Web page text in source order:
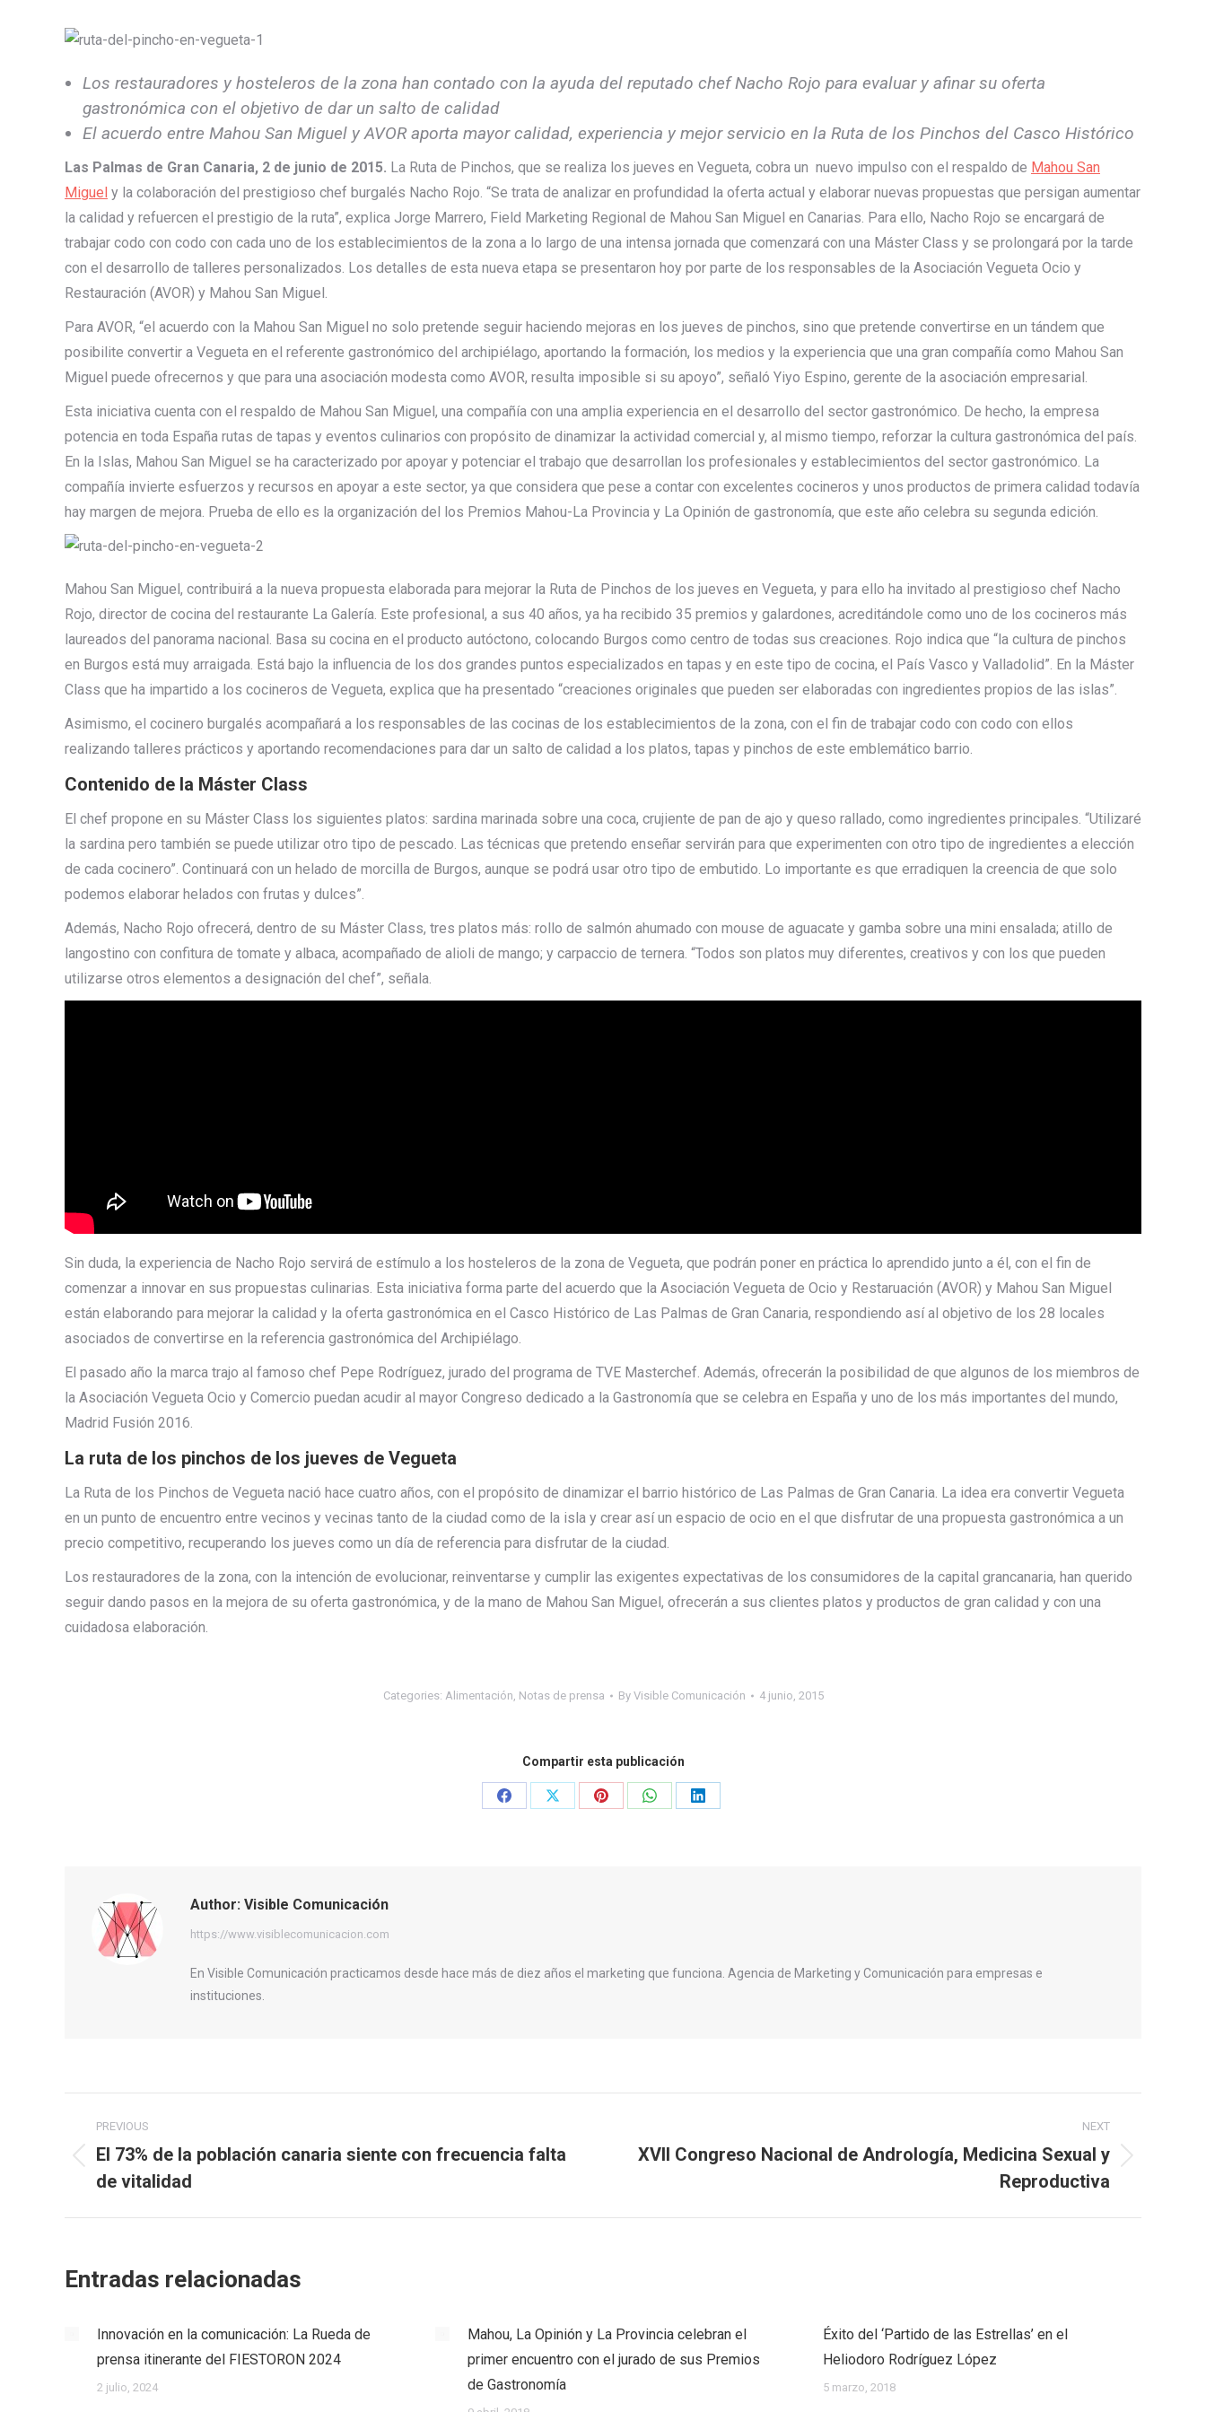
Los restauradores y hosteleros de la zona han contado con la ayuda del reputado chef Nacho Rojo para evaluar y afinar su oferta
gastronómica con el objetivo de dar un salto de calidad
El acuerdo entre Mahou San Miguel y AVOR aporta mayor calidad, experiencia y mejor servicio en la Ruta de los Pinchos del Casco Histórico
Las Palmas de Gran Canaria, 2 de junio de 2015. La Ruta de Pinchos, que se realiza los jueves en Vegueta, cobra un nuevo impulso con el respaldo de Mahou San
Miguel y la colaboración del prestigioso chef burgalés Nacho Rojo. “Se trata de analizar en profundidad la oferta actual y elaborar nuevas propuestas que persigan aumentar
la calidad y refuercen el prestigio de la ruta”, explica Jorge Marrero, Field Marketing Regional de Mahou San Miguel en Canarias. Para ello, Nacho Rojo se encargará de
trabajar codo con codo con cada uno de los establecimientos de la zona a lo largo de una intensa jornada que comenzará con una Máster Class y se prolongará por la tarde
con el desarrollo de talleres personalizados. Los detalles de esta nueva etapa se presentaron hoy por parte de los responsables de la Asociación Vegueta Ocio y
Restauración (AVOR) y Mahou San Miguel.
Para AVOR, “el acuerdo con la Mahou San Miguel no solo pretende seguir haciendo mejoras en los jueves de pinchos, sino que pretende convertirse en un tándem que
posibilite convertir a Vegueta en el referente gastronómico del archipiélago, aportando la formación, los medios y la experiencia que una gran compañía como Mahou San
Miguel puede ofrecernos y que para una asociación modesta como AVOR, resulta imposible si su apoyo”, señaló Yiyo Espino, gerente de la asociación empresarial.
Esta iniciativa cuenta con el respaldo de Mahou San Miguel, una compañía con una amplia experiencia en el desarrollo del sector gastronómico. De hecho, la empresa
potencia en toda España rutas de tapas y eventos culinarios con propósito de dinamizar la actividad comercial y, al mismo tiempo, reforzar la cultura gastronómica del país.
En la Islas, Mahou San Miguel se ha caracterizado por apoyar y potenciar el trabajo que desarrollan los profesionales y establecimientos del sector gastronómico. La
compañía invierte esfuerzos y recursos en apoyar a este sector, ya que considera que pese a contar con excelentes cocineros y unos productos de primera calidad todavía
hay margen de mejora. Prueba de ello es la organización del los Premios Mahou-La Provincia y La Opinión de gastronomía, que este año celebra su segunda edición.
Mahou San Miguel, contribuirá a la nueva propuesta elaborada para mejorar la Ruta de Pinchos de los jueves en Vegueta, y para ello ha invitado al prestigioso chef Nacho
Rojo, director de cocina del restaurante La Galería. Este profesional, a sus 40 años, ya ha recibido 35 premios y galardones, acreditándole como uno de los cocineros más
laureados del panorama nacional. Basa su cocina en el producto autóctono, colocando Burgos como centro de todas sus creaciones. Rojo indica que “la cultura de pinchos
en Burgos está muy arraigada. Está bajo la influencia de los dos grandes puntos especializados en tapas y en este tipo de cocina, el País Vasco y Valladolid”. En la Máster
Class que ha impartido a los cocineros de Vegueta, explica que ha presentado “creaciones originales que pueden ser elaboradas con ingredientes propios de las islas”.
Asimismo, el cocinero burgalés acompañará a los responsables de las cocinas de los establecimientos de la zona, con el fin de trabajar codo con codo con ellos
realizando talleres prácticos y aportando recomendaciones para dar un salto de calidad a los platos, tapas y pinchos de este emblemático barrio.
Contenido de la Máster Class
El chef propone en su Máster Class los siguientes platos: sardina marinada sobre una coca, crujiente de pan de ajo y queso rallado, como ingredientes principales. “Utilizaré
la sardina pero también se puede utilizar otro tipo de pescado. Las técnicas que pretendo enseñar servirán para que experimenten con otro tipo de ingredientes a elección
de cada cocinero”. Continuará con un helado de morcilla de Burgos, aunque se podrá usar otro tipo de embutido. Lo importante es que erradiquen la creencia de que solo
podemos elaborar helados con frutas y dulces”.
Además, Nacho Rojo ofrecerá, dentro de su Máster Class, tres platos más: rollo de salmón ahumado con mouse de aguacate y gamba sobre una mini ensalada; atillo de
langostino con confitura de tomate y albaca, acompañado de alioli de mango; y carpaccio de ternera. “Todos son platos muy diferentes, creativos y con los que pueden
utilizarse otros elementos a designación del chef”, señala.
Sin duda, la experiencia de Nacho Rojo servirá de estímulo a los hosteleros de la zona de Vegueta, que podrán poner en práctica lo aprendido junto a él, con el fin de
comenzar a innovar en sus propuestas culinarias. Esta iniciativa forma parte del acuerdo que la Asociación Vegueta de Ocio y Restaruación (AVOR) y Mahou San Miguel
están elaborando para mejorar la calidad y la oferta gastronómica en el Casco Histórico de Las Palmas de Gran Canaria, respondiendo así al objetivo de los 28 locales
asociados de convertirse en la referencia gastronómica del Archipiélago.
El pasado año la marca trajo al famoso chef Pepe Rodríguez, jurado del programa de TVE Masterchef. Además, ofrecerán la posibilidad de que algunos de los miembros de
la Asociación Vegueta Ocio y Comercio puedan acudir al mayor Congreso dedicado a la Gastronomía que se celebra en España y uno de los más importantes del mundo,
Madrid Fusión 2016.
La ruta de los pinchos de los jueves de Vegueta
La Ruta de los Pinchos de Vegueta nació hace cuatro años, con el propósito de dinamizar el barrio histórico de Las Palmas de Gran Canaria. La idea era convertir Vegueta
en un punto de encuentro entre vecinos y vecinas tanto de la ciudad como de la isla y crear así un espacio de ocio en el que disfrutar de una propuesta gastronómica a un
precio competitivo, recuperando los jueves como un día de referencia para disfrutar de la ciudad.
Los restauradores de la zona, con la intención de evolucionar, reinventarse y cumplir las exigentes expectativas de los consumidores de la capital grancanaria, han querido
seguir dando pasos en la mejora de su oferta gastronómica, y de la mano de Mahou San Miguel, ofrecerán a sus clientes platos y productos de gran calidad y con una
cuidadosa elaboración.
Categories: Alimentación, Notas de prensa By Visible Comunicación 4 junio, 2015
Compartir esta publicación
Share
Share
Share
Share
Share
Author: Visible Comunicación
https://www.visiblecomunicacion.com
En Visible Comunicación practicamos desde hace más de diez años el marketing que funciona. Agencia de Marketing y Comunicación para empresas e
instituciones.
Post
navigation
PREVIOUS
Previous
post:
El 73% de la población canaria siente con frecuencia falta
de vitalidad
NEXT
Next
XVII Congreso Nacional de Andrología, Medicina Sexual y
Reproductiva
Entradas relacionadas
Innovación en la comunicación: La Rueda de
prensa itinerante del FIESTORON 2024
2 julio, 2024
Mahou, La Opinión y La Provincia celebran el
primer encuentro con el jurado de sus Premios
de Gastronomía
Éxito del ‘Partido de las Estrellas’ en el
Heliodoro Rodríguez López
5 marzo, 2018